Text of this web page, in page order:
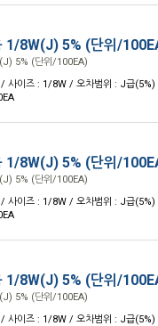
1/8W(J) 5% (단위/
5% (단위/100EA)
사이즈 : 1/8W / 오차범위 : J급(5%)
1/8W(J) 5% (단위/
5% (단위/100EA)
사이즈 : 1/8W / 오차범위 : J급(5%)
1/8W(J) 5% (단위/
5% (단위/100EA)
사이즈 : 1/8W / 오차범위 : J급(5%)